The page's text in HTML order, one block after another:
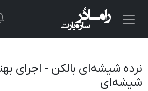
نرده شیشه‌ای بالکن - اجرای
شیشه‌ای